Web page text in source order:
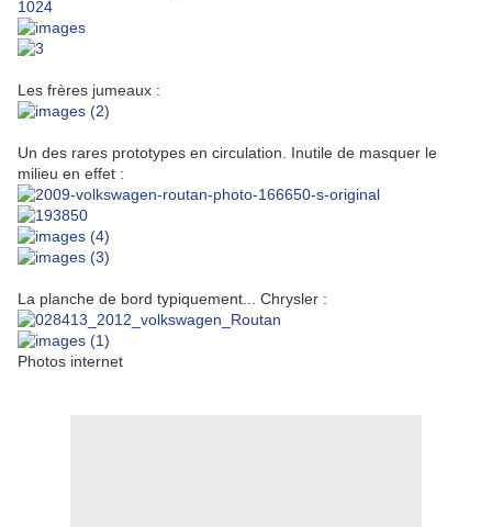
Les frères jumeaux :
Un des rares prototypes en circulation. Inutile de masquer le
milieu en effet :
La planche de bord typiquement... Chrysler :
Photos internet